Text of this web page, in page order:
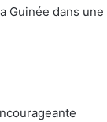
Guinée dans une